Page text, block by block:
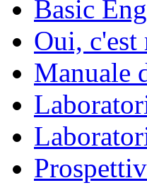
Basic
Oui,
Manuale